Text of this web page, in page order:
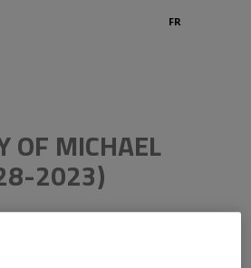
FR
OF MICHAEL
2023)
on January 5th. It was snowing